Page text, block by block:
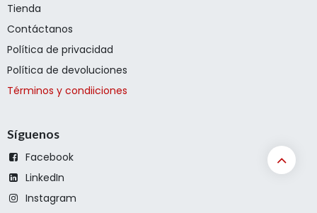
Tienda
Contáctanos
Política de privacidad
Política de devoluciones
Términos y condiiciones
Síguenos
Facebook
LinkedIn
Instagram